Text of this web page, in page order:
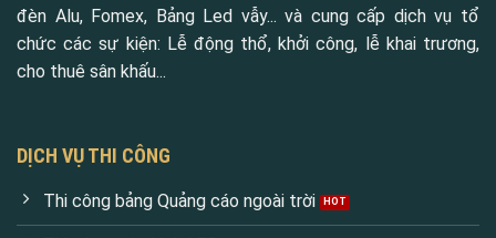
đèn Alu, Fomex, Bảng Led vẫy... và cung cấp dịch vụ tổ
chức các sự kiện: Lễ động thổ, khởi công, lễ khai trương,
cho thuê sân khấu...
DỊCH VỤ THI CÔNG
Thi công bảng Quảng cáo ngoài trời